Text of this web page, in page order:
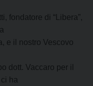
fondatore di “Libera”,
e il nostro Vescovo
dott. Vaccaro per il
ha